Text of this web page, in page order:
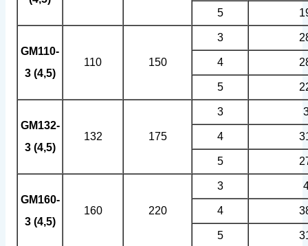
5
GM110-
3 (4,5)
110 150
3
4
5
GM132-
3 (4,5)
132 175
3
4
5
GM160-
3 (4,5)
160 220
3
4
5